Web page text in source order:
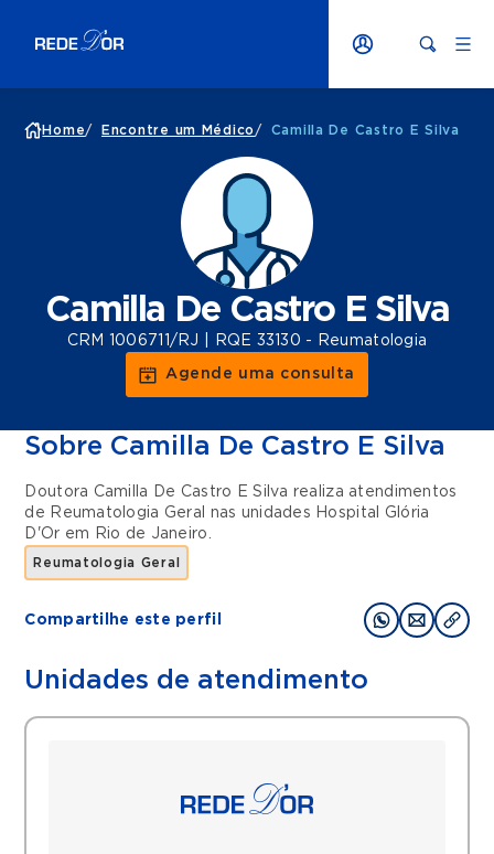
Home/ Encontre um Médico / Camilla De Castro E Silva
Camilla De Castro E Silva
CRM 1006711/RJ | RQE 33130 - Reumatologia
Agende uma consulta
Sobre Camilla De Castro E Silva
Doutora Camilla De Castro E Silva realiza atendimentos
de Reumatologia Geral nas unidades Hospital Glória
D'Or em Rio de Janeiro.
Reumatologia Geral
Compartilhe este perfil
Unidades de atendimento